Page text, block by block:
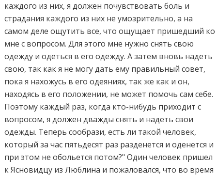
каждого из них, я должен почувствовать боль и
страдания каждого из них не умозрительно, а на
самом деле ощутить все, что ощущает пришедший ко
мне с вопросом. Для этого мне нужно снять свою
одежду и одеться в его одежду. А затем вновь надеть
свою, так как я не могу дать ему правильный совет,
пока я нахожусь в его одеяниях, так же как и он,
находясь в его положении, не может помочь сам себе.
Поэтому каждый раз, когда кто-нибудь приходит с
вопросом, я должен дважды снять и надеть свои
одежды. Теперь сообрази, есть ли такой человек,
который за час пятьдесят раз разденется и оденется и
при этом не обольется потом?" Один человек пришел
к Ясновидцу из Люблина и пожаловался, что во время